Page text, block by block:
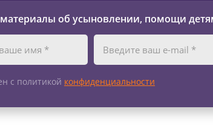
об усыновлении, помощи
с политикой конфиденциальности